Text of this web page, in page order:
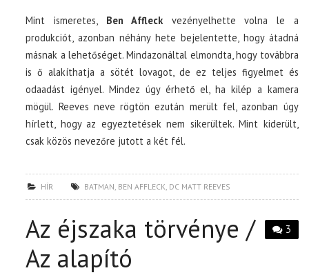
Mint ismeretes, Ben Affleck vezényelhette volna le a
produkciót, azonban néhány hete bejelentette, hogy átadná
másnak a lehetőséget. Mindazonáltal elmondta, hogy továbbra
is ő alakíthatja a sötét lovagot, de ez teljes figyelmet és
odaadást igényel. Mindez úgy érhető el, ha kilép a kamera
mögül. Reeves neve rögtön ezután merült fel, azonban úgy
hírlett, hogy az egyeztetések nem sikerültek. Mint kiderült,
csak közös nevezőre jutott a két fél.
HÍR BATMAN BEN AFFLECK DC MATT REEVES
3
Az éjszaka törvénye /
Az alapító